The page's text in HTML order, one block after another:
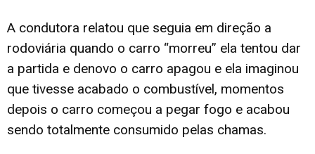
A condutora relatou que seguia em direção a
rodoviária quando o carro “morreu” ela tentou dar
a partida e denovo o carro apagou e ela imaginou
que tivesse acabado o combustível, momentos
depois o carro começou a pegar fogo e acabou
sendo totalmente consumido pelas chamas.